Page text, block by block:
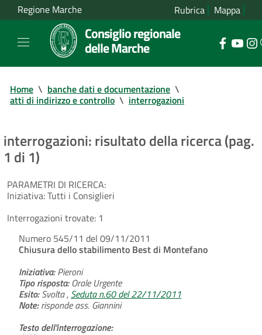
Regione Marche Rubrica Mappa
Consiglio regionale
delle Marche
Home \ banche dati e documentazione \
atti di indirizzo e controllo \ interrogazioni
interrogazioni: risultato della ricerca (pag.
1 di 1)
PARAMETRI DI RICERCA:
Iniziativa:Tutti i Consiglieri
Interrogazioni trovate: 1
Numero 545/11 del 09/11/2011
Chiusura dello stabilimento Best di Montefano
Iniziativa:Pieroni
Tipo risposta:Orale Urgente
Esito:Svolta , Seduta n.60 del 22/11/2011
Note:risponde ass. Giannini
Testo dell'interrogazione: